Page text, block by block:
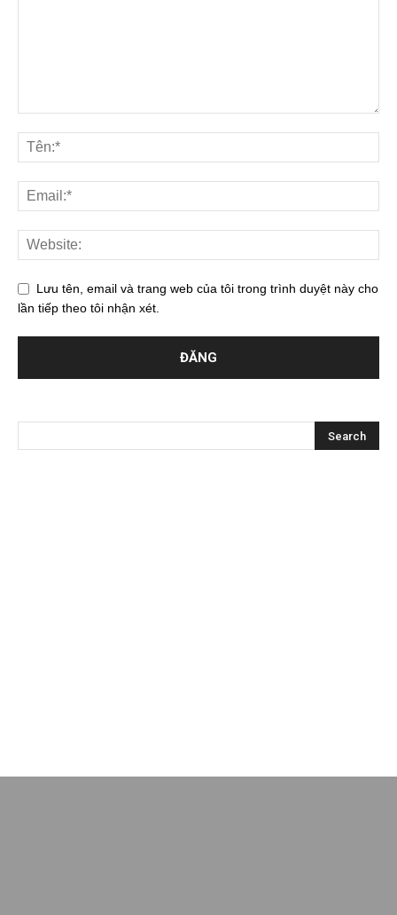
Lưu tên, email và trang web của tôi trong trình duyệt này cho
lần tiếp theo tôi nhận xét.